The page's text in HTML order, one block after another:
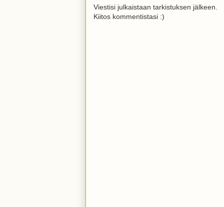
Viestisi julkaistaan tarkistuksen jälkeen.
Kiitos kommentistasi :)